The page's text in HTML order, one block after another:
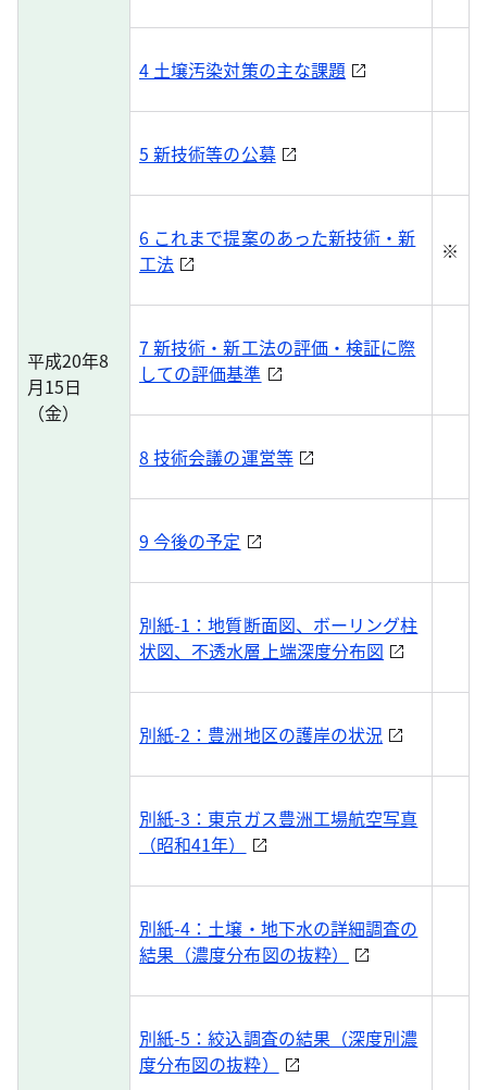
平成20年8
月15日
（金）
4 土壌汚染対策の主な課題
5 新技術等の公募
6 これまで提案のあった新技術・新
工法
※
7 新技術・新工法の評価・検証に際
しての評価基準
8 技術会議の運営等
9 今後の予定
別紙-1：地質断面図、ボーリング柱
状図、不透水層上端深度分布図
別紙-2：豊洲地区の護岸の状況
別紙-3：東京ガス豊洲工場航空写真
（昭和41年）
別紙-4：土壌・地下水の詳細調査の
結果（濃度分布図の抜粋）
別紙-5：絞込調査の結果（深度別濃
度分布図の抜粋）